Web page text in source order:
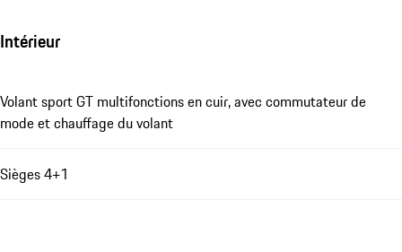
Intérieur
Volant sport GT multifonctions en cuir, avec commutateur de
mode et chauffage du volant
Sièges 4+1